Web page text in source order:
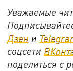
Уважаемые
Дзен и
соцсети
поделиться с